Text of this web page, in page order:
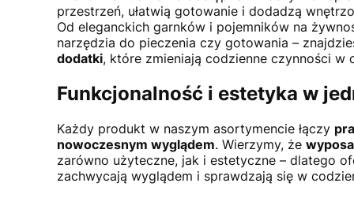
przestrzeń, ułatwią gotowanie i dodadzą
Od eleganckich garnków i pojemników na
narzędzia do pieczenia czy gotowania –
dodatki, które zmieniają codzienne czynności w
Funkcjonalność i estetyka w
Każdy produkt w naszym asortymencie łączy
nowoczesnym wyglądem. Wierzymy, że
zarówno użyteczne, jak i estetyczne – dlatego
zachwycają wyglądem i sprawdzają się w